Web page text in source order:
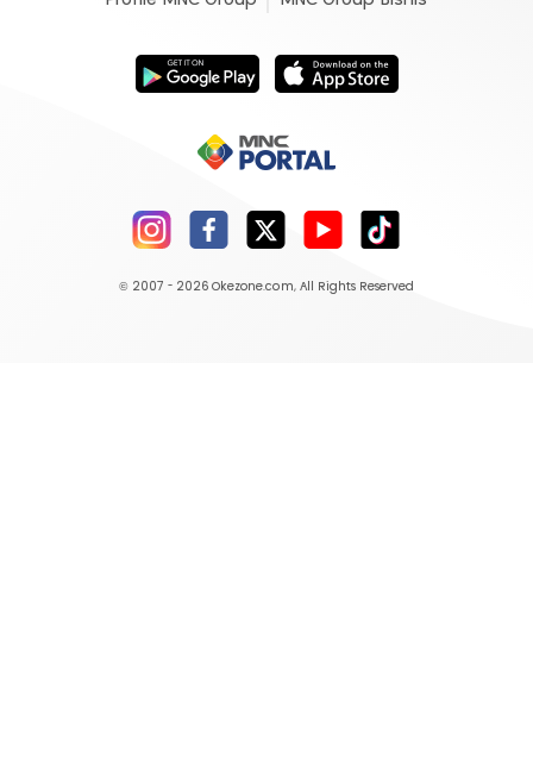
© 2007 - 2026 Okezone.com, All Rights Reserved